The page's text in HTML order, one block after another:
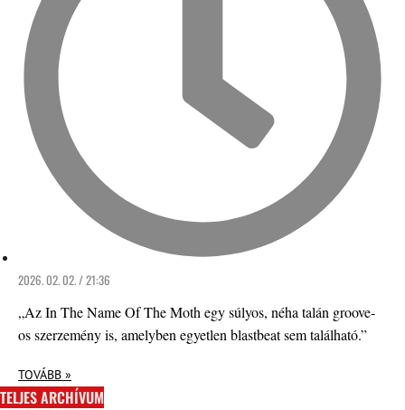
2026. 02. 02. / 21:36
„Az In The Name Of The Moth egy súlyos, néha talán groove-
os szerzemény is, amelyben egyetlen blastbeat sem található.”
TOVÁBB »
TELJES ARCHÍVUM